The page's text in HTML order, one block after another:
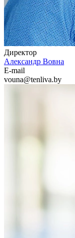
Директор
Александр Вовна
E-mail
vouna@tenliva.by